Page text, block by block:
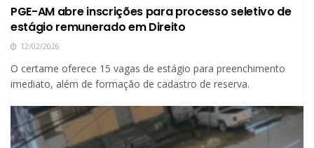
PGE-AM abre inscrições para processo seletivo de
estágio remunerado em Direito
12/02/2026
O certame oferece 15 vagas de estágio para preenchimento
imediato, além de formação de cadastro de reserva.